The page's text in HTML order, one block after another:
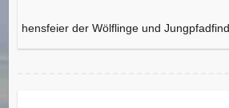
hensfeier der Wölflinge und